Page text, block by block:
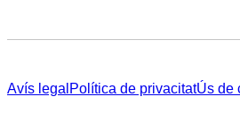
Avís legal Política de privacitatÚs de